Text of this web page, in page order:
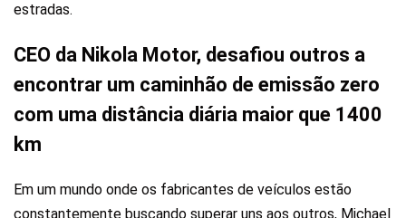
estradas.
CEO da Nikola Motor, desafiou outros a
encontrar um caminhão de emissão zero
com uma distância diária maior que 1400
km
Em um mundo onde os fabricantes de veículos estão
constantemente buscando superar uns aos outros, Michael